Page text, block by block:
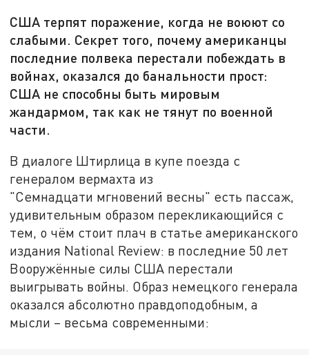
США терпят поражение, когда не воюют со
слабыми. Секрет того, почему американцы
последние полвека перестали побеждать в
войнах, оказался до банальности прост:
США не способны быть мировым
жандармом, так как не тянут по военной
части.
В диалоге Штирлица в купе поезда с
генералом вермахта из
"Семнадцати мгновений весны" есть пассаж,
удивительным образом перекликающийся с
тем, о чём стоит плач в статье американского
издания National Review: в последние 50 лет
Вооружённые силы США перестали
выигрывать войны. Образ немецкого генерала
оказался абсолютно правдоподобным, а
мысли – весьма современными: